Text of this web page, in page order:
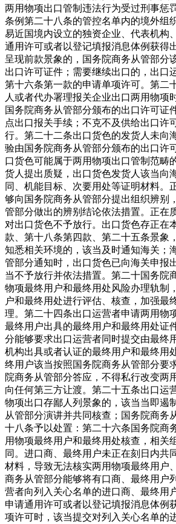
两用物项出口管制违法行为受过刑事惩
条例第二十八条的管控名单内的境外组
易近国境内设立的独资企业、代表机构
通用许可或者以登记填报消息体例获得
呈现前款景象的，国务院商务从管部分
出口许可证件；需要继续出口的，出口
第十六条第一款的申请单项许可。第二
人或者代办署理报关企业出口两用物项
国务院商务从管部分颁布的出口许可证
点出口报关手续；不克不及供给出口许
行。第二十二条出口货色的发货人未向
验由国务院商务从管部分颁布的出口许
口货色可能属于两用物项出口管制范畴
货人提出质疑，出口货色发货人该当向
同、机能目标、次要用处等证明材料。
够向国务院商务从管部分提出组织辨别
管部分做出的辨别结论依法措置。正在
对出口货色不予放行。出口货色存正在
款、第十八条第四款、第二十五条景象
知悉相关环境的，该当及时通知海关；
管部分通知时，出口货色已向海关申报
当不予放行并依法措置。第二十国务院
物项最终用户和最终用处风险办理轨制
户和最终用处进行评估、核查，加强最
理。第二十四条出口运营者申请两用物
最终用户出具的最终用户和最终用处证
分能够要求出口运营者同时提交由最终
机构出具或者认证的最终用户和最终用
终用户该当按照国务院商务从管部分要
院商务从管部分答应，不得私行改变两
向任何第三方让渡。第二十五条出口运
物项出口存鄙人列景象的，该当当即遏
从管部分演讲并共同核查；国务院商务
十八条予以处置：第二十六条国务院商
用物项最终用户和最终用处核查，相关
同。进口商、最终用户未正在刻日内共
材料，导致无法核实两用物项最终用户
商务从管部分能够将有口商、最终用户
营者向列入关心名单的进口商、最终用
申请通用许可或者以登记填报消息体例
项许可时，该当提交对列入关心名单的